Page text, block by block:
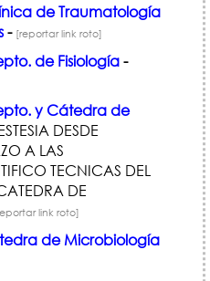
de Traumatología
- [reportar link roto]
de Fisiología-
y Cátedra de
DESDE
A LAS
TECNICAS DEL
DE
link roto]
de Microbiología